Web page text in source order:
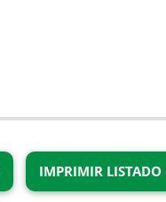
IMPRIMIR LISTADO